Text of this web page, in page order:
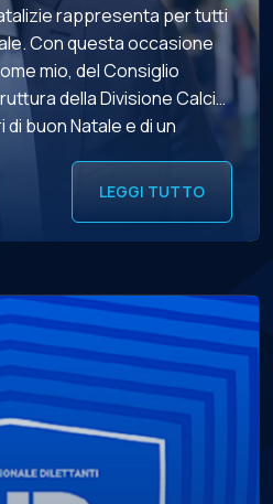
rappresenta per tutti
Con questa occasione
mio, del Consiglio
della Divisione Calcio
buon Natale e di un
all’intero mondo del
mesi […]LEGGI TUTTO